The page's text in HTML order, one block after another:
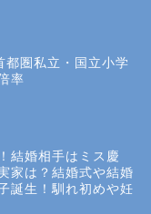
都圏私立・国立小学
率
結婚相手はミス慶
家は？結婚式や結婚
誕生！馴れ初めや妊